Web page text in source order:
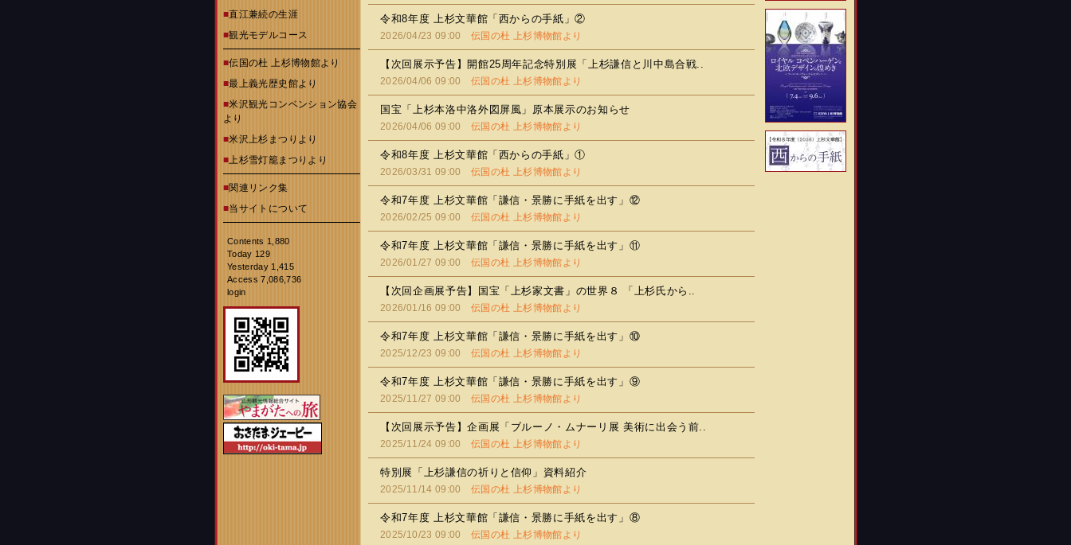
■直江兼続の生涯
■観光モデルコース
■伝国の杜 上杉博物館より
■最上義光歴史館より
■米沢観光コンベンション協会
より
■米沢上杉まつりより
■上杉雪灯籠まつりより
■関連リンク集
■当サイトについて
Contents 1,880
Today 129
Yesterday 1,415
Access 7,086,736
login
令和8年度 上杉文華館「西からの手紙」②
2026/04/23 09:00伝国の杜 上杉博物館より
【次回展示予告】開館25周年記念特別展「上杉謙信と川中島合戦..
2026/04/06 09:00伝国の杜 上杉博物館より
国宝「上杉本洛中洛外図屏風」原本展示のお知らせ
2026/04/06 09:00伝国の杜 上杉博物館より
令和8年度 上杉文華館「西からの手紙」①
2026/03/31 09:00伝国の杜 上杉博物館より
令和7年度 上杉文華館「謙信・景勝に手紙を出す」⑫
2026/02/25 09:00伝国の杜 上杉博物館より
令和7年度 上杉文華館「謙信・景勝に手紙を出す」⑪
2026/01/27 09:00伝国の杜 上杉博物館より
【次回企画展予告】国宝「上杉家文書」の世界８ 「上杉氏から..
2026/01/16 09:00伝国の杜 上杉博物館より
令和7年度 上杉文華館「謙信・景勝に手紙を出す」⑩
2025/12/23 09:00伝国の杜 上杉博物館より
令和7年度 上杉文華館「謙信・景勝に手紙を出す」⑨
2025/11/27 09:00伝国の杜 上杉博物館より
【次回展示予告】企画展「ブルーノ・ムナーリ展 美術に出会う前..
2025/11/24 09:00伝国の杜 上杉博物館より
特別展「上杉謙信の祈りと信仰」資料紹介
2025/11/14 09:00伝国の杜 上杉博物館より
令和7年度 上杉文華館「謙信・景勝に手紙を出す」⑧
2025/10/23 09:00伝国の杜 上杉博物館より